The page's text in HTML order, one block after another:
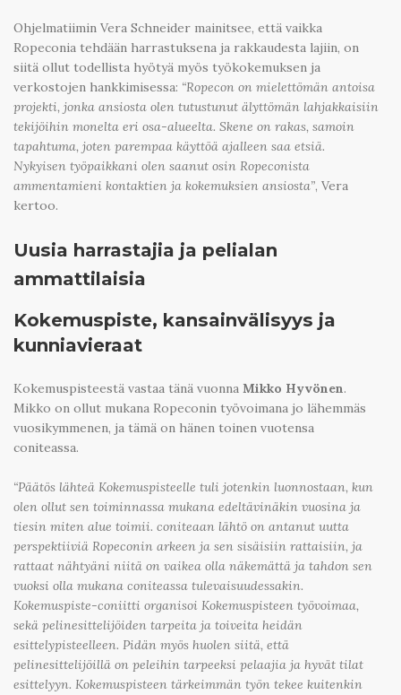
Ohjelmatiimin Vera Schneider mainitsee, että vaikka
Ropeconia tehdään harrastuksena ja rakkaudesta lajiin, on
siitä ollut todellista hyötyä myös työkokemuksen ja
verkostojen hankkimisessa: “Ropecon on mielettömän antoisa
projekti, jonka ansiosta olen tutustunut älyttömän lahjakkaisiin
tekijöihin monelta eri osa-alueelta. Skene on rakas, samoin
tapahtuma, joten parempaa käyttöä ajalleen saa etsiä.
Nykyisen työpaikkani olen saanut osin Ropeconista
ammentamieni kontaktien ja kokemuksien ansiosta”, Vera
kertoo.
Uusia harrastajia ja pelialan
ammattilaisia
Kokemuspiste, kansainvälisyys ja
kunniavieraat
Kokemuspisteestä vastaa tänä vuonna Mikko Hyvönen.
Mikko on ollut mukana Ropeconin työvoimana jo lähemmäs
vuosikymmenen, ja tämä on hänen toinen vuotensa
coniteassa.
“Päätös lähteä Kokemuspisteelle tuli jotenkin luonnostaan, kun
olen ollut sen toiminnassa mukana edeltävinäkin vuosina ja
tiesin miten alue toimii. coniteaan lähtö on antanut uutta
perspektiiviä Ropeconin arkeen ja sen sisäisiin rattaisiin, ja
rattaat nähtyäni niitä on vaikea olla näkemättä ja tahdon sen
vuoksi olla mukana coniteassa tulevaisuudessakin.
Kokemuspiste-coniitti organisoi Kokemuspisteen työvoimaa,
sekä pelinesittelijöiden tarpeita ja toiveita heidän
esittelypisteelleen. Pidän myös huolen siitä, että
pelinesittelijöillä on peleihin tarpeeksi pelaajia ja hyvät tilat
esittelyyn. Kokemuspisteen tärkeimmän työn tekee kuitenkin